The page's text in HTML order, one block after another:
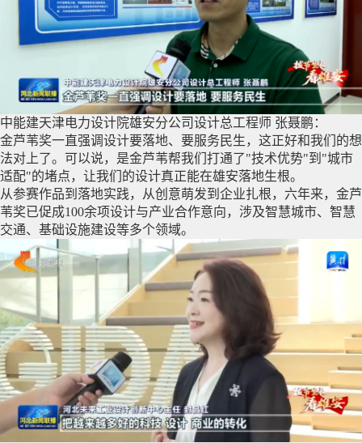
中能建天津电力设计院雄安分公司设计总工程师 张聂鹏：
金芦苇奖一直强调设计要落地、要服务民生，这正好和我们的想
法对上了。可以说，是金芦苇帮我们打通了"技术优势"到"城市
适配"的堵点，让我们的设计真正能在雄安落地生根。
从参赛作品到落地实践，从创意萌发到企业扎根，六年来，金芦
苇奖已促成100余项设计与产业合作意向，涉及智慧城市、智慧
交通、基础设施建设等多个领域。